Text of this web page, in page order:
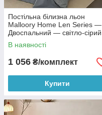
Постільна білизна льон
Malloory Home Len Series —
Двоспальний — світло-сірий
В наявності
1 056 ₴/комплект
Купити